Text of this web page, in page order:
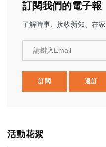
訂閱我們的電子報
了解時事、接收新知、在
請鍵入Email
訂閱 退訂
活動花絮